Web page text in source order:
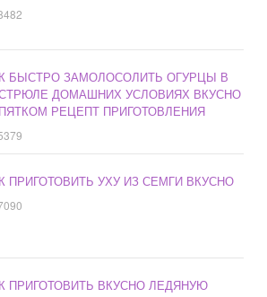
БЫСТРО ЗАМОЛОСОЛИТЬ ОГУРЦЫ В
ДОМАШНИХ УСЛОВИЯХ ВКУСНО
РЕЦЕПТ ПРИГОТОВЛЕНИЯ
ПРИГОТОВИТЬ УХУ ИЗ СЕМГИ ВКУСНО
ПРИГОТОВИТЬ ВКУСНО ЛЕДЯНУЮ